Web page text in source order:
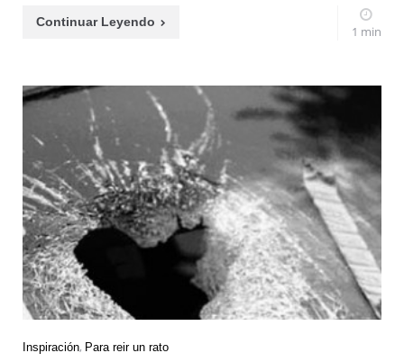
Continuar Leyendo
1 min
Inspiración Para reir un rato